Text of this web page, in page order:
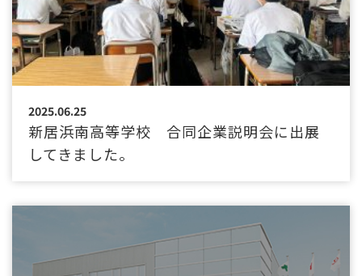
2025.06.25
新居浜南高等学校 合同企業説明会に出展
してきました。